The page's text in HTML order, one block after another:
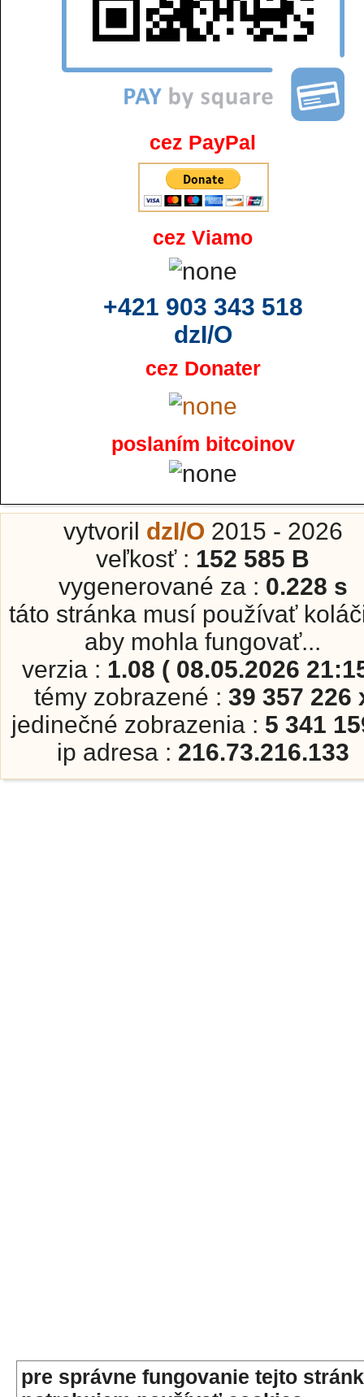
pre správne fungovanie tejto
cez PayPal
cez Viamo
+421 903 343 518
dzI/O
cez Donater
poslaním bitcoinov
vytvoril dzI/O 2015 - 2026
veľkosť : 152 585 B
vygenerované za : 0.228 s
táto stránka musí používať
aby mohla fungovať...
verzia : 1.08 ( 08.05.2026
témy zobrazené : 39 357 226
jedinečné zobrazenia : 5 341
ip adresa : 216.73.216.133